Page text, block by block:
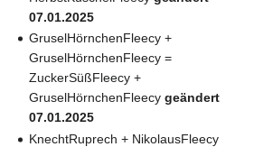
07.01.2025
GruselHörnchenFleecy +
GruselHörnchenFleecy =
ZuckerSüßFleecy +
GruselHörnchenFleecygeändert
07.01.2025
KnechtRuprech + NikolausFleecy